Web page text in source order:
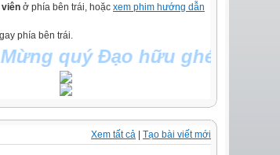
ở phía bên trái, hoặc xem phim hướng dẫn
phía bên trái.
quý Đạo hữu ghé thăm
Xem tất cả Tạo bài viết mới